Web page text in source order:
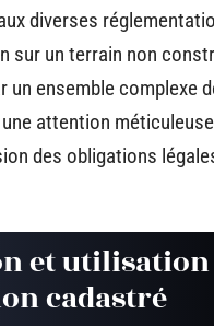
diverses
sur un terrain non
un ensemble complexe
attention
des obligations
et utilisation
cadastré